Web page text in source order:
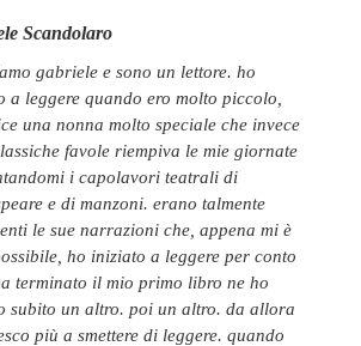
Scandolaro
a leggere quando ero molto piccolo,
una nonna molto speciale che invece
favole riempiva le mie giornate
i capolavori teatrali di
e di manzoni. erano talmente
le sue narrazioni che, appena mi è
ho iniziato a leggere per conto
terminato il mio primo libro ne ho
subito un altro. poi un altro. da allora
più a smettere di leggere. quando